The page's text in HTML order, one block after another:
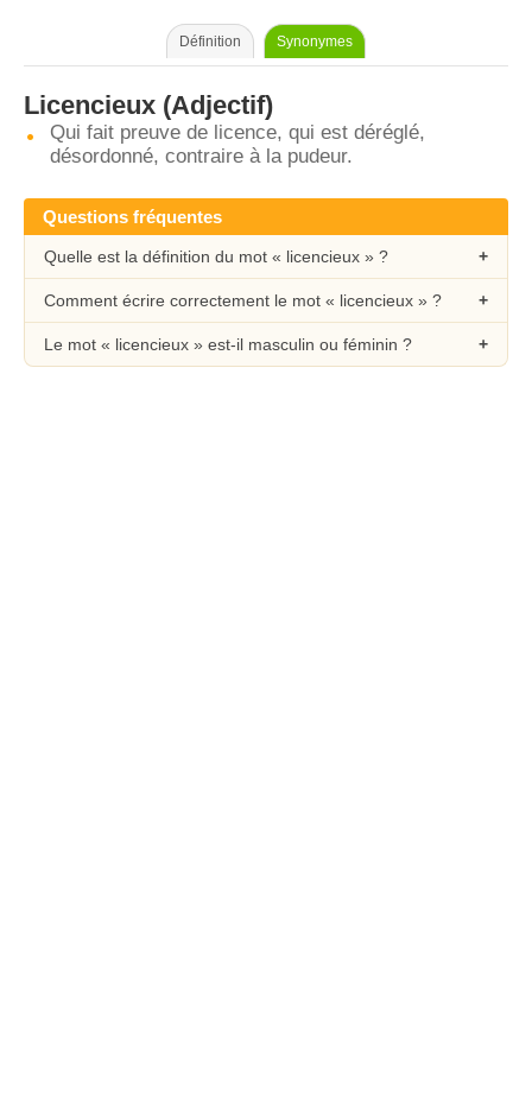
Définition Synonymes
Licencieux (Adjectif)
Qui fait preuve de licence, qui est déréglé,
désordonné, contraire à la pudeur.
Questions fréquentes
Quelle est la définition du mot « licencieux » ?
Comment écrire correctement le mot « licencieux » ?
Le mot « licencieux » est-il masculin ou féminin ?